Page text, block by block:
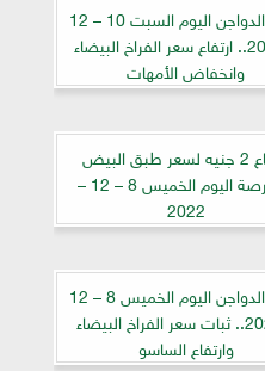
أسعار الدواجن اليوم السبت 10 – 12
– 2022.. ارتفاع سعر الفراخ البيضاء
وانخفاض الأمهات
ارتفاع 2 جنيه لسعر طبق البيض
بالبورصة اليوم الخميس 8 – 12 –
2022
أسعار الدواجن اليوم الخميس 8 – 12
– 2022.. ثبات سعر الفراخ البيضاء
وارتفاع الساسو